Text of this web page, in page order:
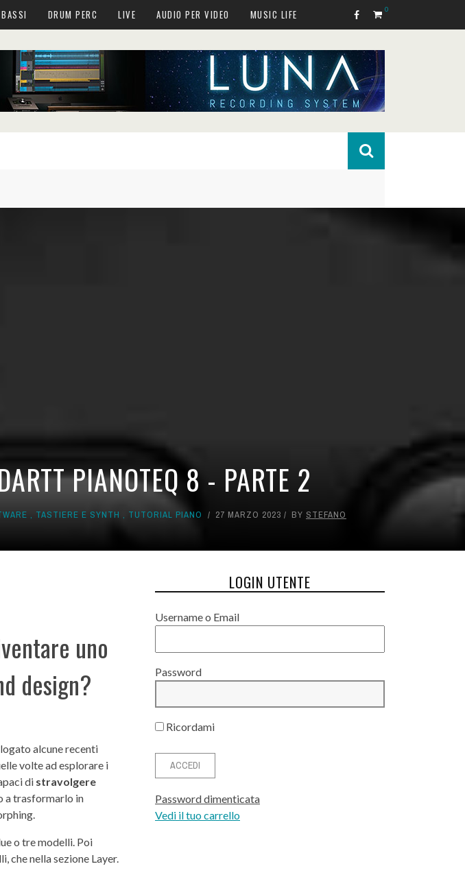
DRUM PERC LIVE AUDIO PER VIDEO MUSIC LIFE 0
PIANOTEQ 8 - PARTE 2
, TASTIERE E SYNTH , TUTORIAL PIANO 27 MARZO 2023 BY STEFANO
uno
design?
alcune recenti
volte ad esplorare i
di stravolgere
a trasformarlo in
o tre modelli. Poi
che nella sezione Layer.
LOGIN UTENTE
Username o Email
Password
Ricordami
Password dimenticata
Vedi il tuo carrello